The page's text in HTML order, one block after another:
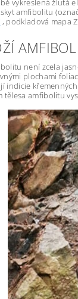
amfibolitu
, podkladová mapa
není zcela
plochami
indicie
tělesa amfibolitu